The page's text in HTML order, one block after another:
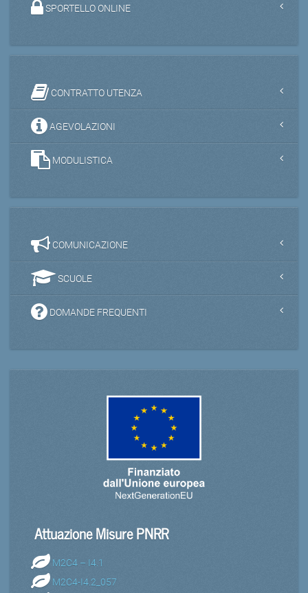
SPORTELLO ONLINE
CONTRATTO UTENZA
AGEVOLAZIONI
MODULISTICA
COMUNICAZIONE
SCUOLE
DOMANDE FREQUENTI
Attuazione Misure PNRR
M2C4 – I4.1
M2C4-I4.2_057